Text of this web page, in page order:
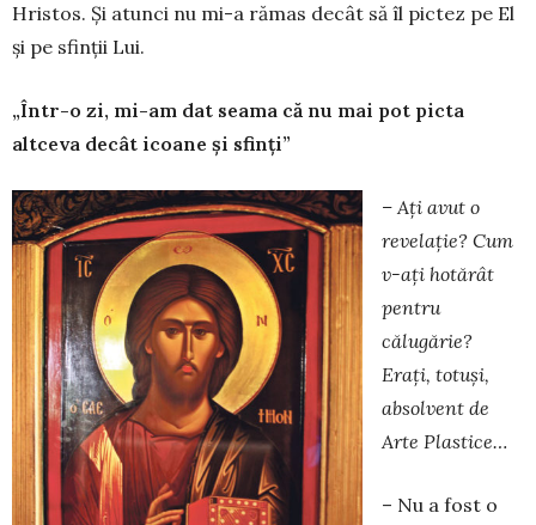
Hristos. Și atunci nu mi-a rămas decât să îl pictez pe El
și pe sfinții Lui.
„Într-o zi, mi-am dat seama că nu mai pot picta
altceva decât icoane și sfinți”
– Ați avut o
revelație? Cum
v-ați hotărât
pentru
călugărie?
Erați, totuși,
absolvent de
Arte Plas­tice…
– Nu a fost o